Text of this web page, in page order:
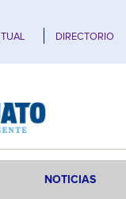
DIRECTORIO
NOTICIAS